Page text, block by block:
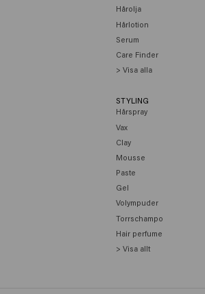
Hårolja
Hårlotion
Serum
Care Finder
> Visa alla
STYLING
Hårspray
Vax
Clay
Mousse
Paste
Gel
Volympuder
Torrschampo
Hair perfume
> Visa allt